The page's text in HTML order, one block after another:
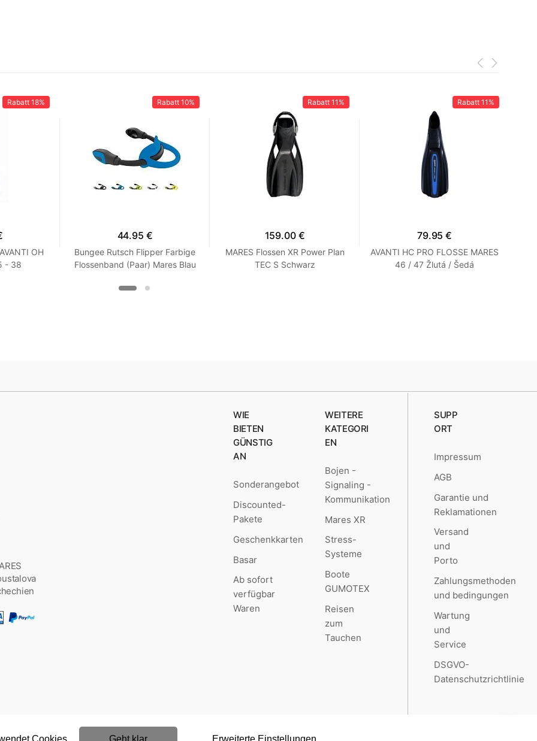
Rabatt 18%
OH
- 38
Rabatt 10%
44.95 €
Bungee Rutsch Flipper Farbige
Flossenband (Paar) Mares Blau
Rabatt 11%
159.00 €
MARES Flossen XR Power Plan
TEC S Schwarz
Rabatt 11%
79.95 €
AVANTI HC PRO FLOSSE MARES
46 / 47 Žlutá / Šedá
WIE
BIETEN
GÜNSTIG
AN
Sonderangebot
Discounted-
Pakete
Geschenkkarten
Basar
Ab sofort
verfügbar
Waren
WEITERE
KATEGORI
EN
Bojen -
Signaling -
Kommunikation
Mares XR
Stress-
Systeme
Boote
GUMOTEX
Reisen
zum
Tauchen
SUPP
ORT
Impressum
AGB
Garantie und
Reklamationen
Versand
und
Porto
Zahlungsmethoden
und bedingungen
Wartung
und
Service
DSGVO-
Datenschutzrichtlinie
Cookies Geht klar Erweiterte Einstellungen